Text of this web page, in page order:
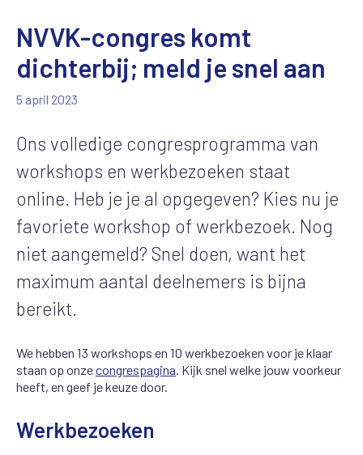
NVVK-congres komt
dichterbij; meld je snel aan
5 april 2023
Ons volledige congresprogramma van
workshops en werkbezoeken staat
online. Heb je je al opgegeven? Kies nu je
favoriete workshop of werkbezoek. Nog
niet aangemeld? Snel doen, want het
maximum aantal deelnemers is bijna
bereikt.
We hebben 13 workshops en 10 werkbezoeken voor je klaar
staan op onzecongrespagina . Kijk snel welke jouw voorkeur
heeft, en geef je keuze door.
Werkbezoeken